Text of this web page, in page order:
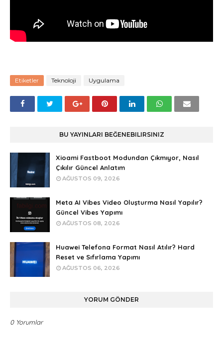
Etiketler Teknoloji Uygulama
BU YAYINLARI BEĞENEBILIRSINIZ
Xioami Fastboot Modundan Çıkmıyor, Nasıl
Çıkılır Güncel Anlatım
AĞUSTOS 09, 2026
Meta AI Vibes Video Oluşturma Nasıl Yapılır?
Güncel Vibes Yapımı
AĞUSTOS 08, 2026
Huawei Telefona Format Nasıl Atılır? Hard
Reset ve Sıfırlama Yapımı
AĞUSTOS 06, 2026
YORUM GÖNDER
0 Yorumlar